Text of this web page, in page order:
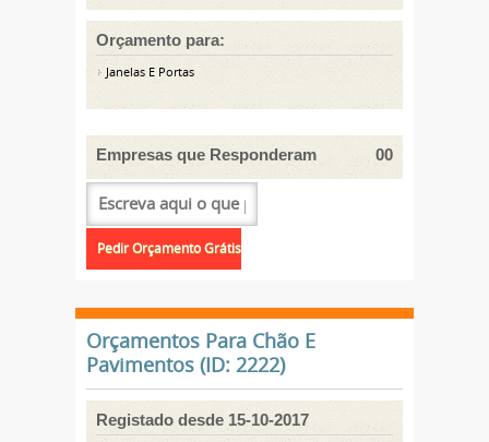
Orçamento para:
Janelas E Portas
Empresas que Responderam 00
Orçamentos Para Chão E
Pavimentos (ID: 2222)
Registado desde 15-10-2017